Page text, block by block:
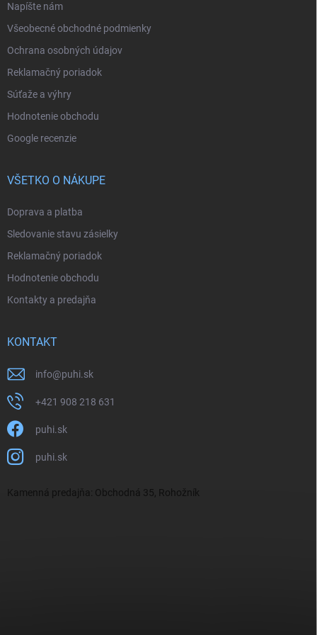
Napíšte nám
Všeobecné obchodné podmienky
Ochrana osobných údajov
Reklamačný poriadok
Súťaže a výhry
Hodnotenie obchodu
Google recenzie
VŠETKO O NÁKUPE
Doprava a platba
Sledovanie stavu zásielky
Reklamačný poriadok
Hodnotenie obchodu
Kontakty a predajňa
KONTAKT
info@puhi.sk
+421 908 218 631
puhi.sk
puhi.sk
Kamenná predajňa: Obchodná 35, Rohožník